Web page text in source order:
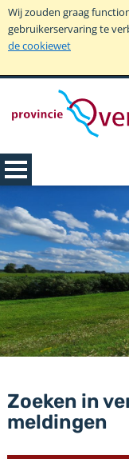
Wij zouden graag
gebruikerservaring te
de cookiewet
Zoeken in
meldingen